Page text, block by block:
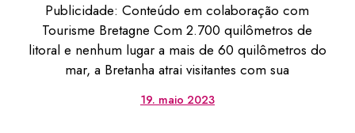
Publicidade: Conteúdo em colaboração com
Tourisme Bretagne Com 2.700 quilômetros de
litoral e nenhum lugar a mais de 60 quilômetros do
mar, a Bretanha atrai visitantes com sua
19. maio 2023